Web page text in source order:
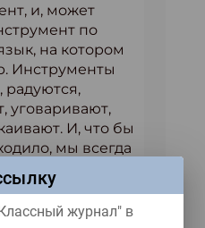
и, может
по
на котором
Инструменты
радуются,
уговаривают,
И, что бы
мы всегда
журнал" в